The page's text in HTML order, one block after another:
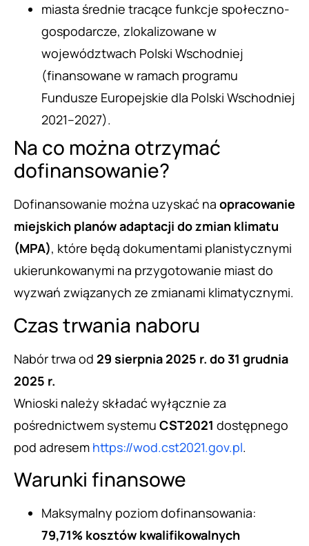
miasta średnie tracące funkcje społeczno-
gospodarcze, zlokalizowane w
województwach Polski Wschodniej
(finansowane w ramach programu
Fundusze Europejskie dla Polski Wschodniej
2021–2027).
Na co można otrzymać
dofinansowanie?
Dofinansowanie można uzyskać na opracowanie
miejskich planów adaptacji do zmian klimatu
(MPA), które będą dokumentami planistycznymi
ukierunkowanymi na przygotowanie miast do
wyzwań związanych ze zmianami klimatycznymi.
Czas trwania naboru
Nabór trwa od 29 sierpnia 2025 r. do 31 grudnia
2025 r.
Wnioski należy składać wyłącznie za
pośrednictwem systemu CST2021 dostępnego
pod adresem https://wod.cst2021.gov.pl.
Warunki finansowe
Maksymalny poziom dofinansowania:
79,71% kosztów kwalifikowalnych